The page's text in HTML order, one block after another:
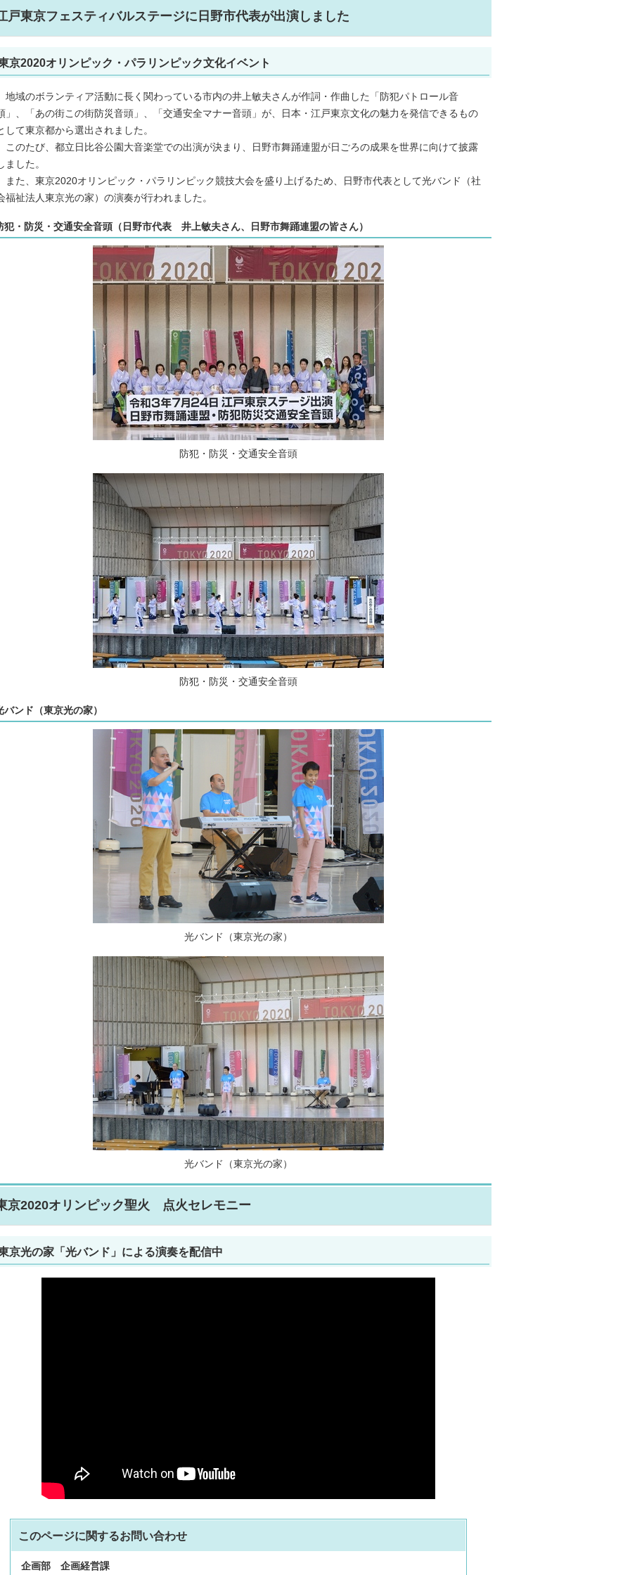
戸東京フェスティバルステージに日野市代表が出演しました
京2020オリンピック・パラリンピック文化イベント
地域のボランティア活動に長く関わっている市内の井上敏夫さんが作詞・作曲した「防犯パトロール音
」、「あの街この街防災音頭」、「交通安全マナー音頭」が、日本・江戸東京文化の魅力を発信できるもの
して東京都から選出されました。
このたび、都立日比谷公園大音楽堂での出演が決まり、日野市舞踊連盟が日ごろの成果を世界に向けて披露
ました。
また、東京2020オリンピック・パラリンピック競技大会を盛り上げるため、日野市代表として光バンド（社
福祉法人東京光の家）の演奏が行われました。
犯・防災・交通安全音頭（日野市代表 井上敏夫さん、日野市舞踊連盟の皆さん）
防犯・防災・交通安全音頭
防犯・防災・交通安全音頭
バンド（東京光の家）
光バンド（東京光の家）
光バンド（東京光の家）
京2020オリンピック聖火 点火セレモニー
京光の家「光バンド」による演奏を配信中
このページに関するお問い合わせ
企画部 企画経営課